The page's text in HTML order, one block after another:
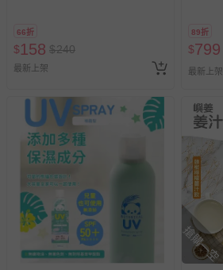
66折
$158 $240
最新上架
89折
$799
最新上架
搶購一空